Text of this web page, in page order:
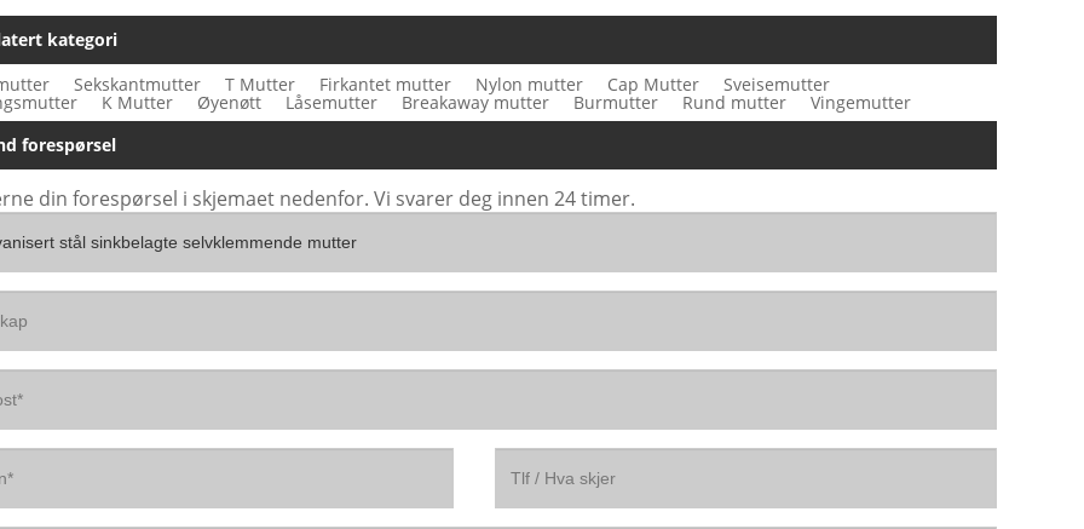
kategori
Sekskantmutter T Mutter Firkantet mutter Nylon mutter Cap Mutter Sveisemutter
K Mutter Øyenøtt Låsemutter Breakaway mutter Burmutter Rund mutter
Vingemutter
forespørsel
din forespørsel i skjemaet nedenfor. Vi svarer deg innen 24 timer.